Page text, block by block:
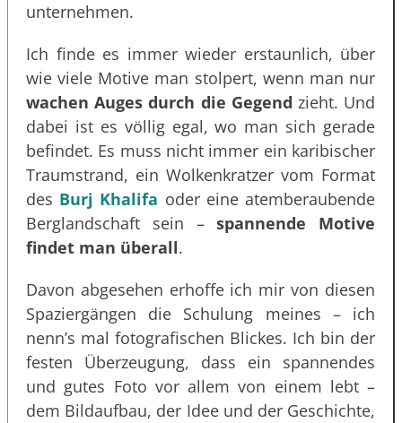
unternehmen.
Ich finde es immer wieder erstaunlich, über
wie viele Motive man stolpert, wenn man nur
wachen Auges durch die Gegend zieht. Und
dabei ist es völlig egal, wo man sich gerade
befindet. Es muss nicht immer ein karibischer
Traumstrand, ein Wolkenkratzer vom Format
des Burj Khalifa oder eine atemberaubende
Berglandschaft sein –spannende Motive
findet man überall.
Davon abgesehen erhoffe ich mir von diesen
Spaziergängen die Schulung meines – ich
nenn’s mal fotografischen Blickes. Ich bin der
festen Überzeugung, dass ein spannendes
und gutes Foto vor allem von einem lebt –
dem Bildaufbau, der Idee und der Geschichte,